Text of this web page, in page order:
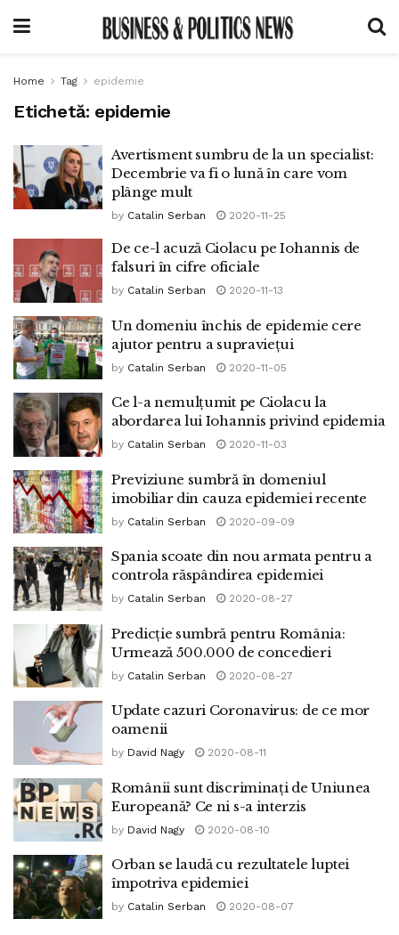
Home Tag epidemie
Etichetă: epidemie
Avertisment sumbru de la un specialist:
Decembrie va fi o lună în care vom
plânge mult
by Catalin Serban 2020-11-25
De ce-l acuză Ciolacu pe Iohannis de
falsuri în cifre oficiale
by Catalin Serban 2020-11-13
Un domeniu închis de epidemie cere
ajutor pentru a supraviețui
by Catalin Serban 2020-11-05
Ce l-a nemulțumit pe Ciolacu la
abordarea lui Iohannis privind epidemia
by Catalin Serban 2020-11-03
Previziune sumbră în domeniul
imobiliar din cauza epidemiei recente
by Catalin Serban 2020-09-09
Spania scoate din nou armata pentru a
controla răspândirea epidemiei
by Catalin Serban 2020-08-27
Predicție sumbră pentru România:
Urmează 500.000 de concedieri
by Catalin Serban 2020-08-27
Update cazuri Coronavirus: de ce mor
oamenii
by David Nagy 2020-08-11
Românii sunt discriminați de Uniunea
Europeană? Ce ni s-a interzis
by David Nagy 2020-08-10
Orban se laudă cu rezultatele luptei
împotriva epidemiei
by Catalin Serban 2020-08-07